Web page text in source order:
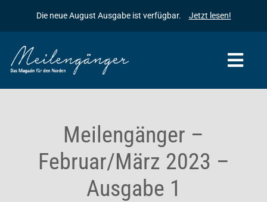
Die neue August Ausgabe ist verfügbar. Jetzt lesen!
Meilengänger
Die Geschichte des Meilengängers
Meilengänger & Freunde
Meilengänger –
Februar/März 2023 –
Ausgabe 1